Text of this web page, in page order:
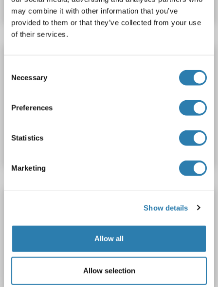
may combine it with other information that you’ve
provided to them or that they’ve collected from your use
of their services.
Selection
Necessary
Preferences
Statistics
Marketing
Show details
Allow all
Allow selection
Fiche technique Détails
CFHR5 Kit ELISA
N° du produit ABIN2043215
Fiche technique